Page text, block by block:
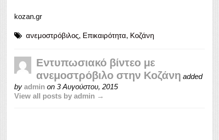
kozan.gr
ανεμοστρόβιλος, Επικαιρότητα, Κοζάνη
Εντυπωσιακό βίντεο με
ανεμοστρόβιλο στην Κοζάνη added
by admin on 3 Αυγούστου, 2015
View all posts by admin →